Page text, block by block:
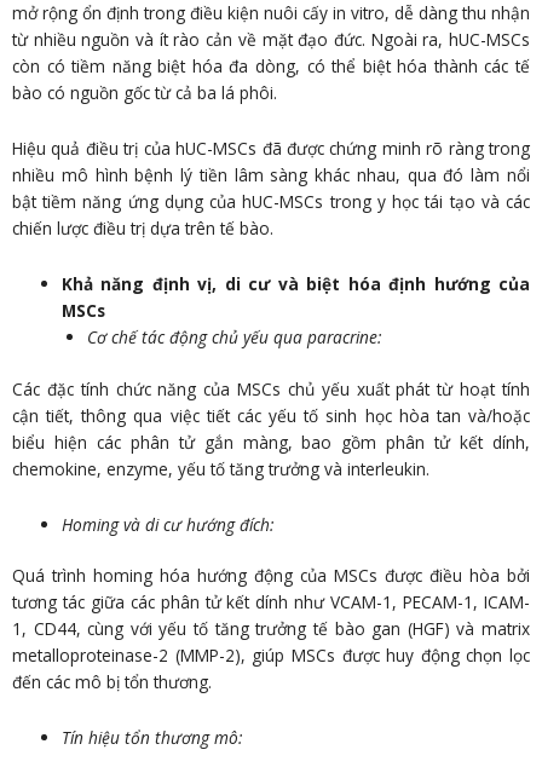
mở rộng ổn định trong điều kiện nuôi cấy in vitro, dễ dàng thu nhận
từ nhiều nguồn và ít rào cản về mặt đạo đức. Ngoài ra, hUC-MSCs
còn có tiềm năng biệt hóa đa dòng, có thể biệt hóa thành các tế
bào có nguồn gốc từ cả ba lá phôi.
Hiệu quả điều trị của hUC-MSCs đã được chứng minh rõ ràng trong
nhiều mô hình bệnh lý tiền lâm sàng khác nhau, qua đó làm nổi
bật tiềm năng ứng dụng của hUC-MSCs trong y học tái tạo và các
chiến lược điều trị dựa trên tế bào.
Khả năng định vị, di cư và biệt hóa định hướng của
MSCs
Cơ chế tác động chủ yếu qua paracrine:
Các đặc tính chức năng của MSCs chủ yếu xuất phát từ hoạt tính
cận tiết, thông qua việc tiết các yếu tố sinh học hòa tan và/hoặc
biểu hiện các phân tử gắn màng, bao gồm phân tử kết dính,
chemokine, enzyme, yếu tố tăng trưởng và interleukin.
Homing và di cư hướng đích:
Quá trình homing hóa hướng động của MSCs được điều hòa bởi
tương tác giữa các phân tử kết dính như VCAM-1, PECAM-1, ICAM-
1, CD44, cùng với yếu tố tăng trưởng tế bào gan (HGF) và matrix
metalloproteinase-2 (MMP-2), giúp MSCs được huy động chọn lọc
đến các mô bị tổn thương.
Tín hiệu tổn thương mô: